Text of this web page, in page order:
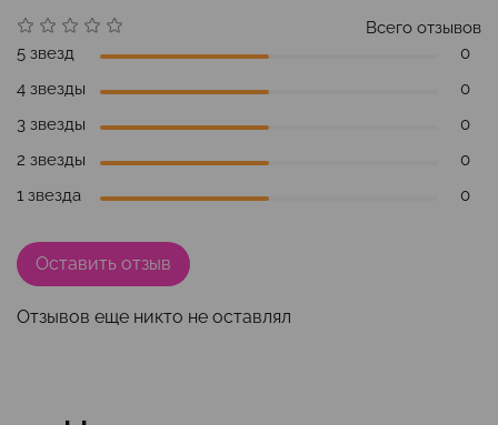
Отзывов еще никто не оставлял
Всего отзывов
5 звезд
0
4 звезды
0
3 звезды
0
2 звезды
0
1 звезда
0
Оставить отзыв